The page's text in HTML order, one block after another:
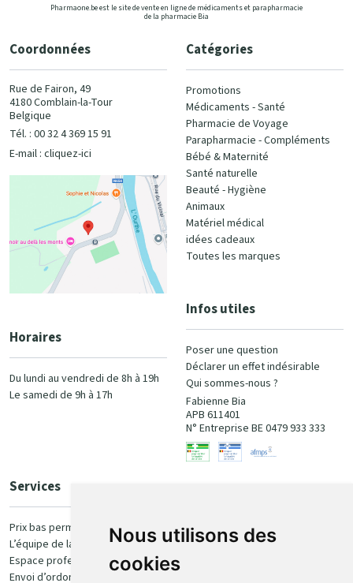
Nous utilisons des
cookies
Pharmaone.be est le site de vente en ligne de médicaments et parapharmacie
de la pharmacie Bia
Coordonnées
Rue de Fairon, 49
4180 Comblain-la-Tour
Belgique
Tél. : 00 32 4 369 15 91
E-mail : cliquez-ici
Horaires
Du lundi au vendredi de 8h à 19h
Le samedi de 9h à 17h
Catégories
Promotions
Médicaments - Santé
Pharmacie de Voyage
Parapharmacie - Compléments
Bébé & Maternité
Santé naturelle
Beauté - Hygiène
Animaux
Matériel médical
idées cadeaux
Toutes les marques
Infos utiles
Poser une question
Déclarer un effet indésirable
Qui sommes-nous ?
Fabienne Bia
APB 611401
N° Entreprise BE 0479 933 333
Services
Prix bas permanent
L’équipe de la pharmacie
Espace professionnel
Envoi d’ordonnance
100% sécurisé